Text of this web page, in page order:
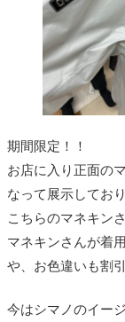
期間限定！！
お店に入り正面の
なって展示してお
こちらのマネキン
マネキンさんが着
や、お色違いも割
今はシマノのイー